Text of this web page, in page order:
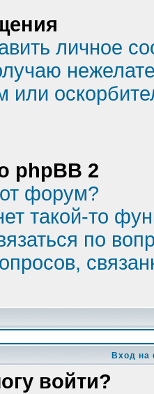
личное
phpBB 2
форум?
такой-то
по
Вход на
войти?